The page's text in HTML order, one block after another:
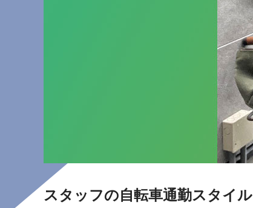
スタッフの自転車通勤スタイル